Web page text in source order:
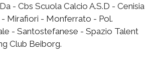
- Cbs Scuola Calcio A.S.D - Cenisia
- Mirafiori - Monferrato - Pol.
- Santostefanese - Spazio Talent
Club Beiborg.